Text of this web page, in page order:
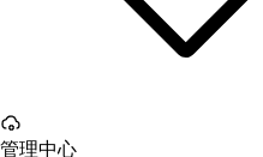
管理中心